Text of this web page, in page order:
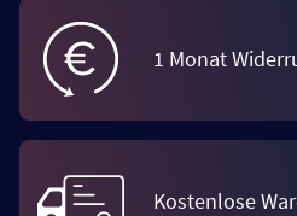
1 Monat
Kostenlose